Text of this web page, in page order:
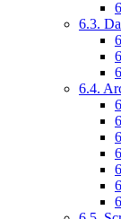
6.3.
6.4.